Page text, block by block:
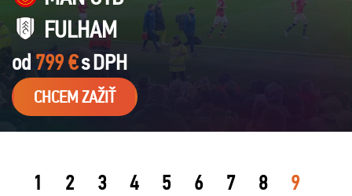
FULHAM
od 799 €sDPH
CHCEM ZAŽIŤ
1 2 3 4 5 6 7 8 9